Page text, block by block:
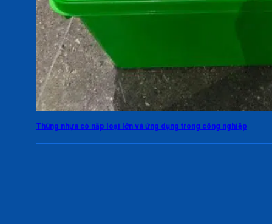
Thùng nhựa có nắp loại lớn và ứng dụng trong công nghiệp